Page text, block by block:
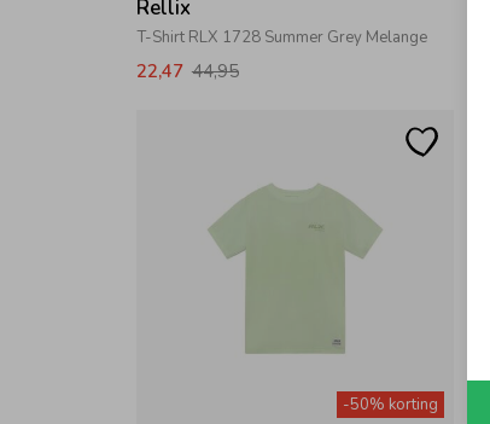
Rellix
T-Shirt RLX 1728 Summer Grey Melange
22,47 44,95
-50% korting